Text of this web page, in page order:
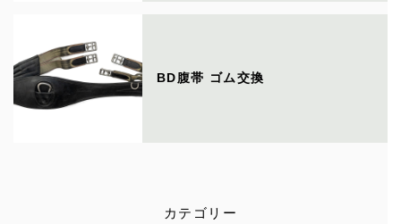
BD腹帯 ゴム交換
カテゴリー